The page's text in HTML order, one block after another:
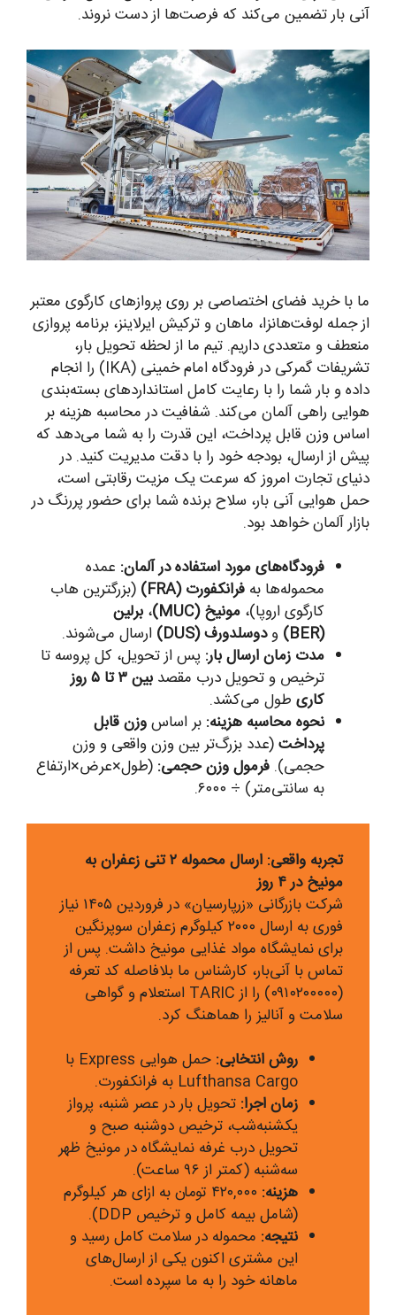
آنی بار تضمین می‌کند که فرصت‌ها از دست نروند.
ما با خرید فضای اختصاصی بر روی پروازهای کارگوی معتبر
از جمله لوفت‌هانزا، ماهان و ترکیش ایرلاینز، برنامه پروازی
منعطف و متعددی داریم. تیم ما از لحظه تحویل بار،
تشریفات گمرکی در فرودگاه امام خمینی (IKA) را انجام
داده و بار شما را با رعایت کامل استانداردهای بسته‌بندی
هوایی راهی آلمان می‌کند. شفافیت در محاسبه هزینه بر
اساس وزن قابل پرداخت، این قدرت را به شما می‌دهد که
پیش از ارسال، بودجه خود را با دقت مدیریت کنید. در
دنیای تجارت امروز که سرعت یک مزیت رقابتی است،
حمل هوایی آنی بار، سلاح برنده شما برای حضور پررنگ در
بازار آلمان خواهد بود.
فرودگاه‌های مورد استفاده در آلمان: عمده
محموله‌ها به فرانکفورت (FRA)
(بزرگترین هاب
کارگوی اروپا)، مونیخ (MUC) ، برلین
(BER)
ودوسلدورف (DUS)
ارسال می‌شوند.
مدت زمان ارسال بار: پس از تحویل، کل پروسه تا
ترخیص و تحویل درب مقصد
بین ۳ تا ۵ روز
کاری طول می‌کشد.
نحوه محاسبه هزینه: بر اساسوزن قابل
پرداخت(عدد بزرگ‌تر بین وزن واقعی و وزن
حجمی). فرمول وزن حجمی: (طول×عرض×ارتفاع
به سانتی‌متر) ÷ ۶۰۰۰.
تجربه واقعی: ارسال محموله ۲ تنی زعفران به
مونیخ در ۴ روز
شرکت بازرگانی «زرپارسیان» در فروردین ۱۴۰۵ نیاز
فوری به ارسال ۲۰۰۰ کیلوگرم زعفران سوپرنگین
برای نمایشگاه مواد غذایی مونیخ داشت. پس از
تماس با آنی‌بار، کارشناس ما بلافاصله کد تعرفه
(۰۹۱۰۲۰۰۰۰۰) را از TARIC استعلام و گواهی
سلامت و آنالیز را هماهنگ کرد.
روش انتخابی:
حمل هوایی Express با
Lufthansa Cargo به فرانکفورت.
زمان اجرا: تحویل بار در عصر شنبه، پرواز
یکشنبه‌شب، ترخیص دوشنبه صبح و
تحویل درب غرفه نمایشگاه در مونیخ ظهر
سه‌شنبه (کمتر از ۹۶ ساعت).
هزینه:
۴۲۰,۰۰۰ تومان به ازای هر کیلوگرم
(شامل بیمه کامل و ترخیص DDP).
نتیجه: محموله در سلامت کامل رسید و
این مشتری اکنون یکی از ارسال‌های
ماهانه خود را به ما سپرده است.